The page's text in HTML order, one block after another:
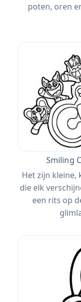
poten, oren
Smiling
Het zijn
die elk
een rits op